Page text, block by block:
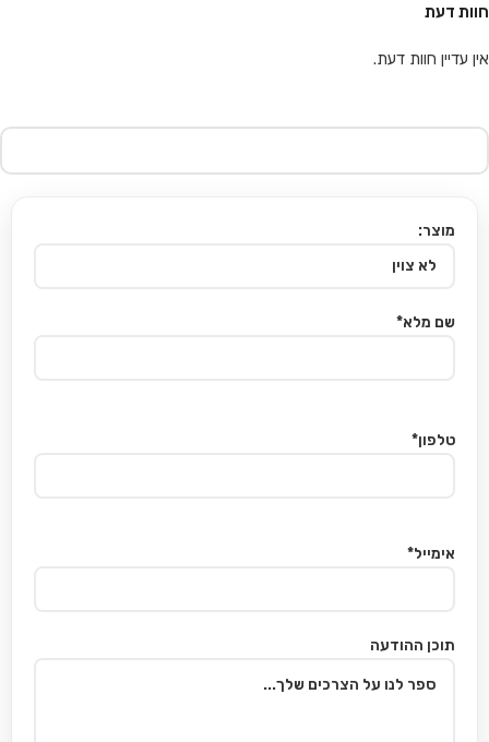
חוות דעת
אין עדיין חוות דעת.
מוצר:
שם מלא*
טלפון*
אימייל*
תוכן ההודעה